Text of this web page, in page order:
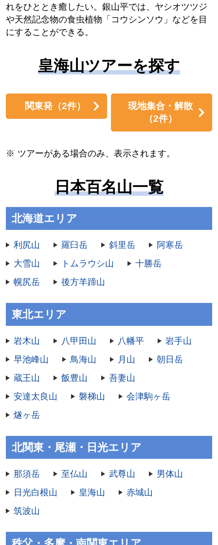
れをひととき癒したい。銀山平では、ヤシオツツジ
や天然記念物の食虫植物「コウシンソウ」などを目
にすることができる。
皇海山ツアーを探す
関東発 （2件）
現地集合・解散
（2件）
ツアーがある場合のみ、表示されます。
日本百名山一覧
北海道エリア
利尻山 羅臼岳 斜里岳
阿寒岳
大雪山
トムラウシ山
十勝岳
幌尻岳
後方羊蹄山
東北エリア
岩木山 八甲田山 八幡平
岩手山
早池峰山
鳥海山 月山
朝日岳
蔵王山
飯豊山
吾妻山
安達太良山
磐梯山
会津駒ヶ岳
燧ヶ岳
北関東・尾瀬・日光エリア
那須岳 至仏山 武尊山
男体山
日光白根山
皇海山
赤城山
筑波山